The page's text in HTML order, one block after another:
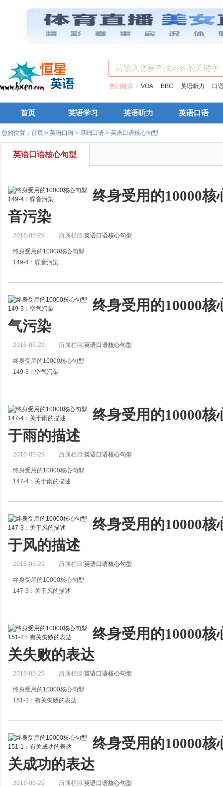
热门推荐： VOA BBC 英语听力 口
首页 英语学习 英语听力 英语口语
您的位置： 首页 > 英语口语 > 基础口语 > 英语口语核心句型
英语口语核心句型
终身受用的10000核
音污染
2016-05-29 所属栏目:英语口语核心句型
终身受用的10000核心句型
149-4：噪音污染
噪音很刺耳。
（也可以这样说：The noise is offensive to the ears.）
2.Now the noise was ver3t loud.
终身受用的10000核
气污染
2016-05-29 所属栏目:英语口语核心句型
终身受用的10000核心句型
149-3：空气污染
有害的烟污染了空气。
2.The gas pollutes the air.
那些废气污染了空气。
终身受用的10000核
于雨的描述
2016-05-29 所属栏目:英语口语核心句型
终身受用的10000核心句型
147-4：关于雨的描述
我喜欢这样的天气：寒冷还下着雨。
2.It was raining cats and dogs yesterday.
昨天下着
终身受用的10000核
于风的描述
2016-05-29 所属栏目:英语口语核心句型
终身受用的10000核心句型
147-3：关于风的描述
但是今天下午可能又要刮大风了。
2.It's been windy all morning.
整个早上都有风
终身受用的10000核
关失败的表达
2016-05-29 所属栏目:英语口语核心句型
终身受用的10000核心句型
151-2：有关失败的表达
失败是什么？失败不过是走向较佳境地的第一步。
2. I have to resign m
终身受用的10000核
关成功的表达
2016-05-29 所属栏目:英语口语核心句型